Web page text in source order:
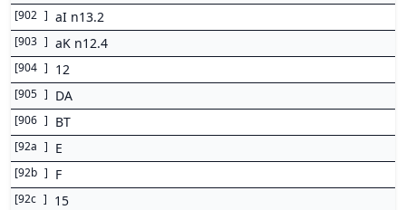
[902 ] aI n13.2
[903 ] aK n12.4
[904 ] 12
[905 ] DA
[906 ] BT
[92a ] E
[92b ] F
[92c ] 15